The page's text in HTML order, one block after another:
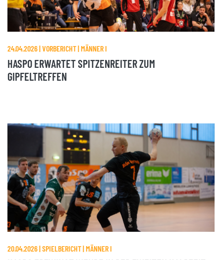
24.04.2026 | VORBERICHT | MÄNNER I
HASPO ERWARTET SPITZENREITER ZUM
GIPFELTREFFEN
20.04.2026 | SPIELBERICHT | MÄNNER I